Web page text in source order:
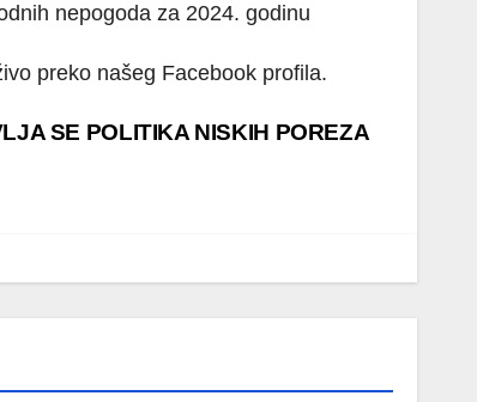
nepogoda za 2024. godinu
preko našeg Facebook profila.
SE POLITIKA NISKIH POREZA